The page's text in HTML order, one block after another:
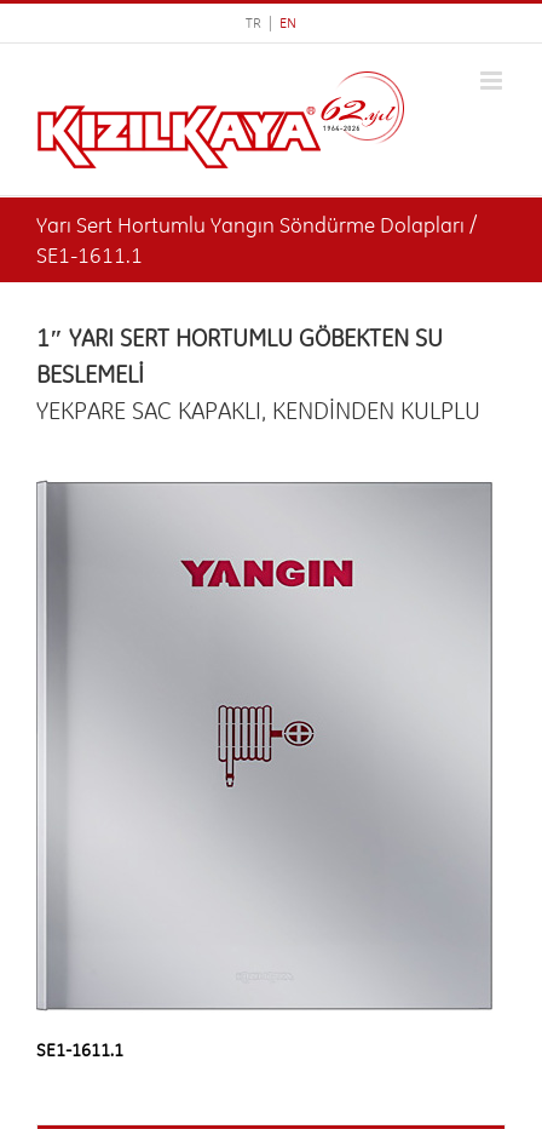
to
TR | EN
Yarı Sert Hortumlu Yangın Söndürme Dolapları /
SE1-1611.1
1″ YARI SERT HORTUMLU GÖBEKTEN SU
BESLEMELİ
YEKPARE SAC KAPAKLI, KENDİNDEN KULPLU
SE1-1611.1